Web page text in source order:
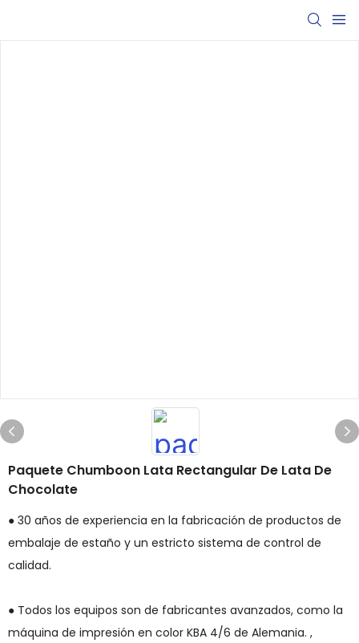
Paquete Chumboon Lata Rectangular De Lata De
Chocolate
● 30 años de experiencia en la fabricación de productos de
embalaje de estaño y un estricto sistema de control de
calidad.
● Todos los equipos son de fabricantes avanzados, como la
máquina de impresión en color KBA 4/6 de Alemania. ,